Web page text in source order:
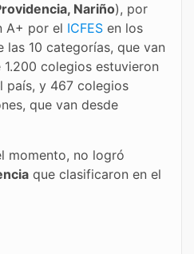
Nariño), por
A+ por el ICFESen los
las 10 categorías, que van
colegios estuvieron
país, y 467 colegios
que van desde
momento, no logró
que clasificaron en el